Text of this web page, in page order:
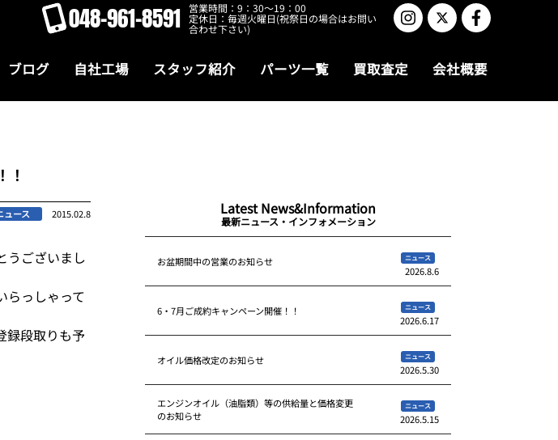
048-961-8591 営業時間：9：30～19：00
定休日：毎週火曜日(祝祭日の場合はお問い
合わせ下さい)
ブログ 自社工場 スタッフ紹介 パーツ一覧 買取査定 会社概要
ュース 2015.02.8
うございまし
らっしゃって
録段取りも予
Latest News&Information
最新ニュース・インフォメーション
お盆期間中の営業のお知らせ ニュース
2026.8.6
6・7月ご成約キャンペーン開催！！ ニュース
2026.6.17
オイル価格改定のお知らせ ニュース
2026.5.30
エンジンオイル（油脂類）等の供給量と価格変更
のお知らせ
ニュース
2026.5.15